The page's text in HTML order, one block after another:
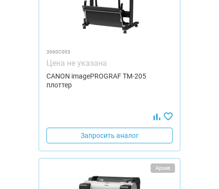
3060C003
Цена не указана
CANON imagePROGRAF TM-205
плоттер
Запросить аналог
Архив